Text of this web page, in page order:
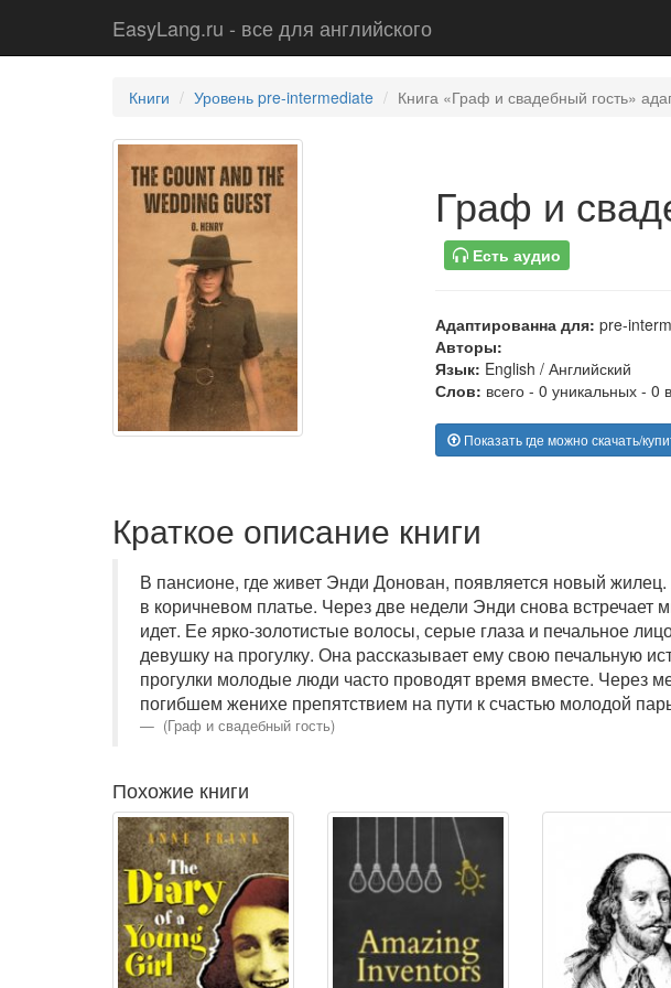
EasyLang.ru - все для английского
Книги Уровень pre-intermediate Книга «Граф и свадебный гость»
Граф и
Есть аудио
Адаптированна для: pre-
Авторы:
Язык: English / Английский
Слов: всего - 0 уникальных - 0
Показать где можно скачать/
Краткое описание книги
В пансионе, где живет Энди Донован, появляется новый
в коричневом платье. Через две недели Энди снова встречает
идет. Ее ярко-золотистые волосы, серые глаза и печальное
девушку на прогулку. Она рассказывает ему свою печальную
прогулки молодые люди часто проводят время вместе. Через
погибшем женихе препятствием на пути к счастью молодой
(Граф и свадебный гость)
Похожие книги